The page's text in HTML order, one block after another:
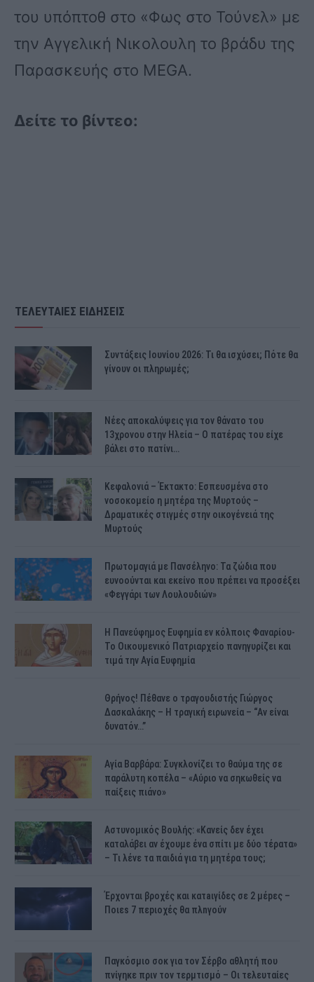
του υπόπτοθ στο «Φως στο Τούνελ» με
την Αγγελική Νικολουλη το βράδυ της
Παρασκευής στο MEGA.
Δείτε το βίντεο:
ΤΕΛΕΥΤΑΙΕΣ ΕΙΔΗΣΕΙΣ
Συντάξεις Ιουνίου 2026: Τι θα ισχύσει; Πότε θα
γίνουν οι πληρωμές;
Νέες αποκαλύψεις για τον θάνατο του
13χρονου στην Ηλεία – Ο πατέρας του είχε
βάλει στο πατίνι…
Κεφαλονιά – Έκτακτο: Εσπευσμένα στο
νοσοκομείο η μητέρα της Μυρτούς –
Δραματικές στιγμές στην οικογένειά της
Μυρτούς
Πρωτομαγιά με Πανσέληνο: Τα ζώδια που
ευνοούνται και εκείνο που πρέπει να προσέξει
«Φεγγάρι των Λουλουδιών»
H Πανεύφημος Ευφημία εν κόλποις Φαναρίου-
Το Οικουμενικό Πατριαρχείο πανηγυρίζει και
τιμά την Αγία Ευφημία
Θρήνος! Πέθανε ο τραγουδιστής Γιώργος
Δασκαλάκης – Η τραγική ειρωνεία – “Αν είναι
δυνατόν…”
Αγία Βαρβάρα: Συγκλονίζει το θαύμα της σε
παράλυτη κοπέλα – «Αύριο να σηκωθείς να
παίξεις πιάνο»
Αστυνομικός Bουλής: «Κανείς δεν έχει
καταλάβει αν έχουμε ένα σπίτι με δύο τέρατα»
– Τι λένε τα παιδιά για τη μητέρα τους;
Έρχονται βροχές και κατaιγίδες σε 2 μέpες –
Ποιεs 7 πεpιοχές θα πλnγούν
Παγκόσμιο σοκ για τον Σέρβο αθλητή που
πνίγηκε πριν τον τερμτισμό – Οι τελευταίες